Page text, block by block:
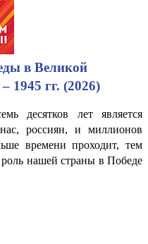
в Великой
1945 гг. (2026)
десятков лет является
россиян, и миллионов
времени проходит, тем
нашей страны в Победе